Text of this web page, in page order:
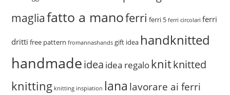
magliafatto a manoferri ferri 5 ferri circolari ferri
dritti free pattern fromannashands gift idea handknitted
handmadeidea idea regalo knitknitted
knitting knitting inspiation lana lavorare ai ferri